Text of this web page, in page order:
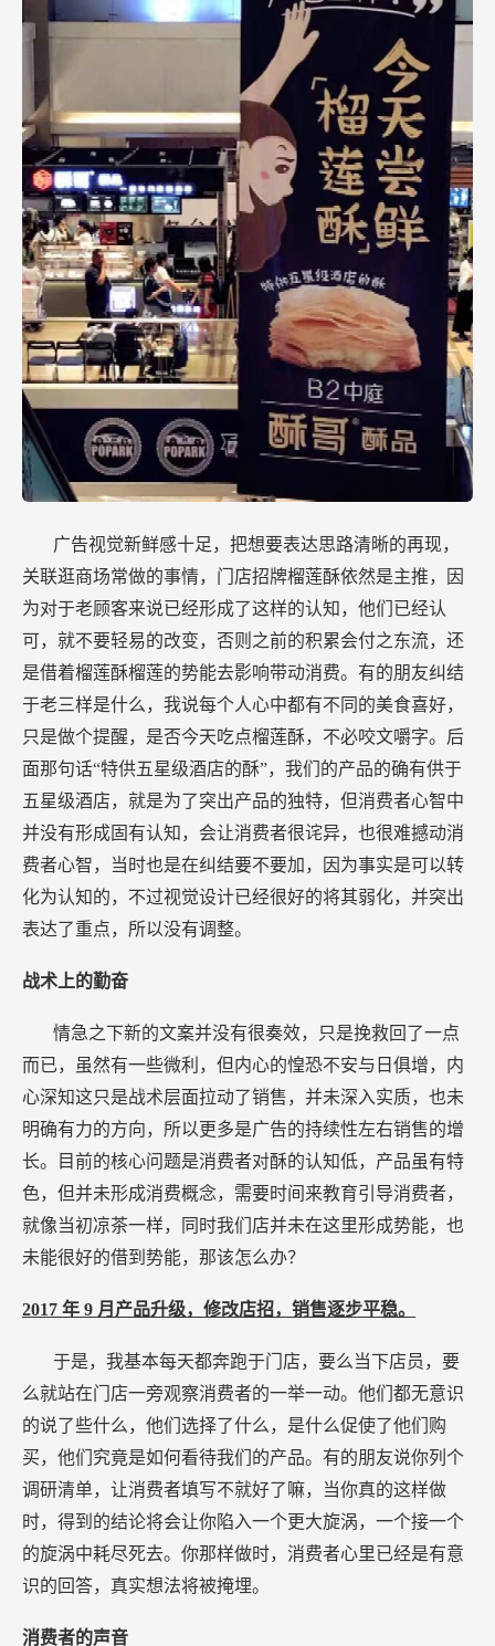
广告视觉新鲜感十足，把想要表达思路清晰的再现，
关联逛商场常做的事情，门店招牌榴莲酥依然是主推，因
为对于老顾客来说已经形成了这样的认知，他们已经认
可，就不要轻易的改变，否则之前的积累会付之东流，还
是借着榴莲酥榴莲的势能去影响带动消费。有的朋友纠结
于老三样是什么，我说每个人心中都有不同的美食喜好，
只是做个提醒，是否今天吃点榴莲酥，不必咬文嚼字。后
面那句话“特供五星级酒店的酥”，我们的产品的确有供于
五星级酒店，就是为了突出产品的独特，但消费者心智中
并没有形成固有认知，会让消费者很诧异，也很难撼动消
费者心智，当时也是在纠结要不要加，因为事实是可以转
化为认知的，不过视觉设计已经很好的将其弱化，并突出
表达了重点，所以没有调整。
战术上的勤奋
情急之下新的文案并没有很奏效，只是挽救回了一点
而已，虽然有一些微利，但内心的惶恐不安与日俱增，内
心深知这只是战术层面拉动了销售，并未深入实质，也未
明确有力的方向，所以更多是广告的持续性左右销售的增
长。目前的核心问题是消费者对酥的认知低，产品虽有特
色，但并未形成消费概念，需要时间来教育引导消费者，
就像当初凉茶一样，同时我们店并未在这里形成势能，也
未能很好的借到势能，那该怎么办？
2017 年 9 月产品升级，修改店招，销售逐步平稳。
于是，我基本每天都奔跑于门店，要么当下店员，要
么就站在门店一旁观察消费者的一举一动。他们都无意识
的说了些什么，他们选择了什么，是什么促使了他们购
买，他们究竟是如何看待我们的产品。有的朋友说你列个
调研清单，让消费者填写不就好了嘛，当你真的这样做
时，得到的结论将会让你陷入一个更大旋涡，一个接一个
的旋涡中耗尽死去。你那样做时，消费者心里已经是有意
识的回答，真实想法将被掩埋。
消费者的声音